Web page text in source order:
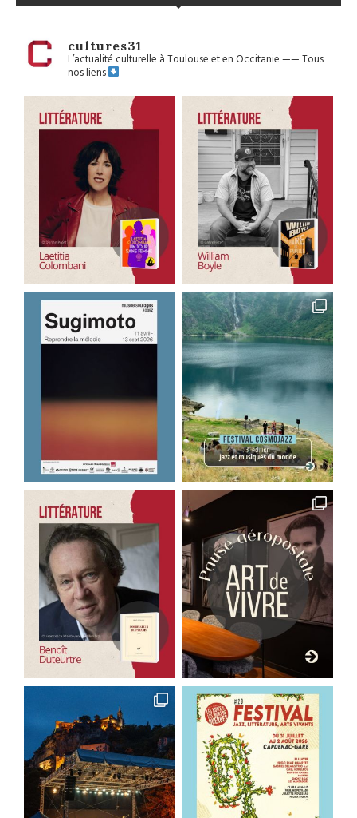
cultures31
L’actualité culturelle à Toulouse et en Occitanie——Tous
nos liens